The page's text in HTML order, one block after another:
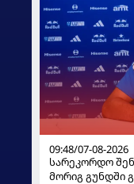
09:48/07-08-2026
სარეკორდო
მორიგ გუნდში